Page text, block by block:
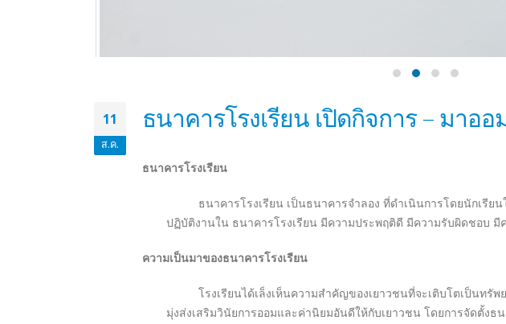
กิจกรรมค่ายเยาวชนสดใสห่างไกลยาเ
ค่ายเยาวชนสดใสห่างไกลยาเสพติด ได้รับเกียรติมาเปิดงานโดย ท่านนาย